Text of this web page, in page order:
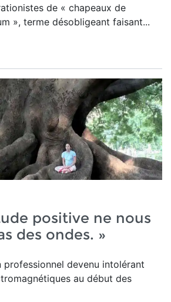
de « chapeaux de
», terme désobligeant faisant...
positive ne nous
des ondes. »
professionnel devenu intolérant
au début des